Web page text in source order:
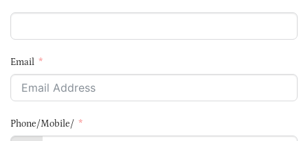
Email
Phone/Mobile/